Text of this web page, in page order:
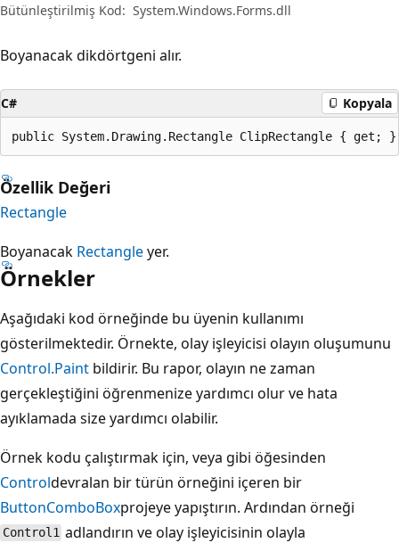
Bütünleştirilmiş Kod: System.Windows.Forms.dll
Boyanacak dikdörtgeni alır.
C# Kopyala
public System.Drawing.Rectangle ClipRectangle { get; }
Özellik Değeri
Rectangle
Boyanacak Rectangleyer.
Örnekler
Aşağıdaki kod örneğinde bu üyenin kullanımı
gösterilmektedir. Örnekte, olay işleyicisi olayın oluşumunu
Control.Paint bildirir. Bu rapor, olayın ne zaman
gerçekleştiğini öğrenmenize yardımcı olur ve hata
ayıklamada size yardımcı olabilir.
Örnek kodu çalıştırmak için, veya gibi öğesinden
Controldevralan bir türün örneğini içeren bir
ButtonComboBoxprojeye yapıştırın. Ardından örneği
Control1 adlandırın ve olay işleyicisinin olayla